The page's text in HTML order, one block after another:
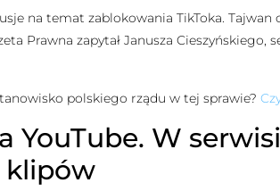
na temat zablokowania TikToka.
Prawna zapytał Janusza Cieszyńskiego,
polskiego rządu w tej sprawie?
YouTube. W
klipów